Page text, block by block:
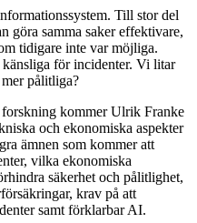
Till stor del
göra samma saker effektivare,
tidigare inte var möjliga.
för incidenter. Vi litar
pålitliga?
kommer Ulrik Franke
och ekonomiska aspekter
ämnen som kommer att
vilka ekonomiska
säkerhet och pålitlighet,
krav på att
samt förklarbar AI.